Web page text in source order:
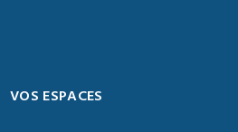
VOS ESPACES